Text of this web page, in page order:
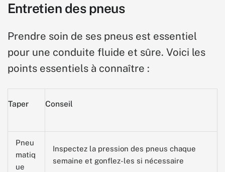
Entretien des pneus
Prendre soin de ses pneus est essentiel
pour une conduite fluide et sûre. Voici les
points essentiels à connaître :
Taper Conseil
Pneu
matiq
ue
Inspectez la pression des pneus chaque
semaine et gonflez-les si nécessaire